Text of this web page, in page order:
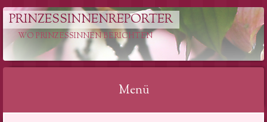
PRINZESSINNENREPORTER
WO PRINZESSINNEN BERICHTEN
Menü